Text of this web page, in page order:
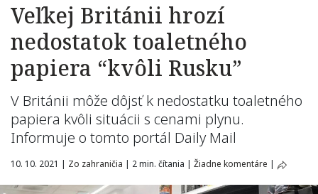
Veľkej Británii hrozí
nedostatok toaletného
papiera “kvôli Rusku”
V Británii môže dôjsť k nedostatku toaletného
papiera kvôli situácii s cenami plynu.
Informuje o tomto portál Daily Mail
10. 10. 2021 | Zo zahraničia | 2 min. čítania | Žiadne komentáre |